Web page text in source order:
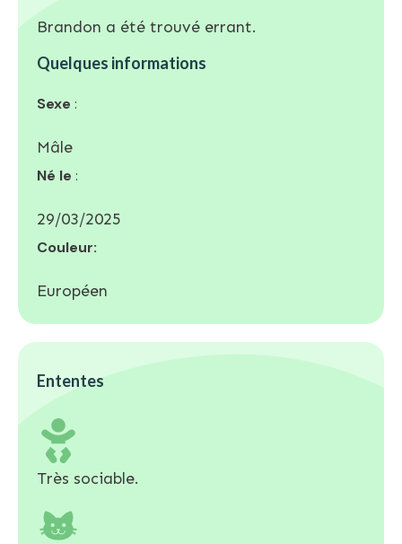
Brandon a été trouvé errant.
Quelques informations
Sexe :
Mâle
Né le :
29/03/2025
Couleur:
Européen
Ententes
Très sociable.